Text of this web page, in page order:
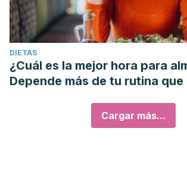
DIETAS
¿Cuál es la mejor hora para
Depende más de tu rutina
Cargar más...